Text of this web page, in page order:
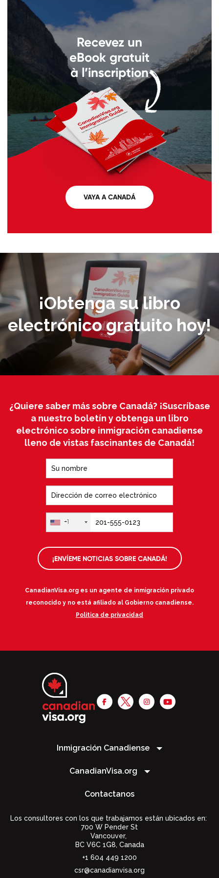
Recevez un
eBook gratuit
à l’inscription
VAYA A CANADÁ
¡Obtenga su libro
electrónico gratuito hoy!
¿Quiere saber más sobre Canadá? ¡Suscríbase
a nuestro boletín y obtenga un libro
electrónico sobre inmigración canadiense
lleno de vistas fascinantes de Canadá!
+1
¡ENVÍEME NOTICIAS SOBRE CANADÁ!
CanadianVisa.org es un agente de inmigración privado
reconocido y no está afiliado al Gobierno canadiense.
Política de privacidad
Inmigración Canadiense
CanadianVisa.org
Contactanos
Los consultores con los que trabajamos están ubicados en:
700 W Pender St
Vancouver,
BC V6C 1G8, Canada
+1 604 449 1200
csr@canadianvisa.org
Llámenos al +1 604 449 1200